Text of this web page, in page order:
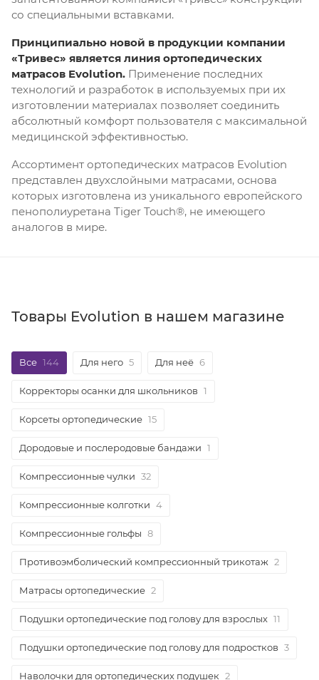
со специальными вставками.
Принципиально новой в продукции компании
«Тривес» является линия ортопедических
матрасов Evolution. Применение последних
технологий и разработок в используемых при их
изготовлении материалах позволяет соединить
абсолютный комфорт пользователя с максимальной
медицинской эффективностью.
Ассортимент ортопедических матрасов Evolution
представлен двухслойными матрасами, основа
которых изготовлена из уникального европейского
пенополиуретана Tiger Touch®, не имеющего
аналогов в мире.
Товары Evolution в нашем магазине
Все 144 Для него 5 Для неё 6
Корректоры осанки для школьников 1
Корсеты ортопедические 15
Дородовые и послеродовые бандажи 1
Компрессионные чулки 32
Компрессионные колготки 4
Компрессионные гольфы 8
Противоэмболический компрессионный трикотаж 2
Матрасы ортопедические 2
Подушки ортопедические под голову для взрослых 11
Подушки ортопедические под голову для подростков 3
Наволочки для ортопедических подушек 2